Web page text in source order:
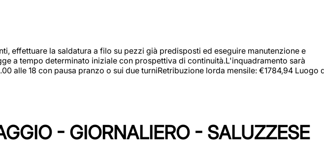
effettuare la saldatura a filo su pezzi già predisposti ed eseguire manutenzione e
a tempo determinato iniziale con prospettiva di continuità.L'inquadramento sarà
alle 18 con pausa pranzo o sui due turniRetribuzione lorda mensile: €1784,94 Luogo
- GIORNALIERO - SALUZZESE